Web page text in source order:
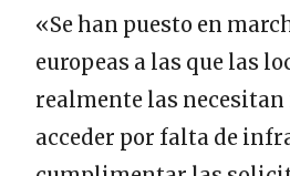
«Se han puesto en
europeas a las que las
realmente las necesitan
acceder por falta de